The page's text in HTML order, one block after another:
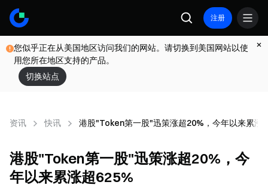
注册
您似乎正在从美国地区访问我们的网站。请切换到美国网站以使
用您所在地区支持的产品。
切换站点
资讯 快讯 港股"Token第一股"迅策涨超20%，今年以来累涨
港股"Token第一股"迅策涨超20%，今
年以来累涨超625%